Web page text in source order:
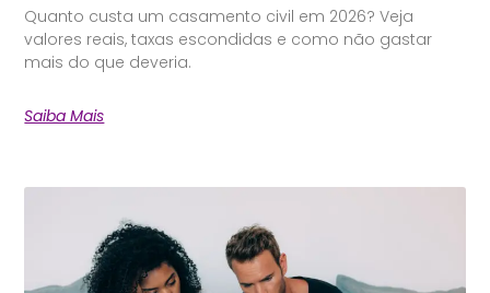
Quanto custa um casamento civil em 2026? Veja
valores reais, taxas escondidas e como não gastar
mais do que deveria.
Saiba Mais